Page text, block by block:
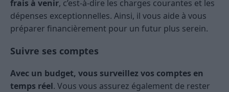
frais à venir, c’est-à-dire les charges courantes et les
dépenses exceptionnelles. Ainsi, il vous aide à vous
préparer financièrement pour un futur plus serein.
Suivre ses comptes
Avec un budget, vous surveillez vos comptes en
temps réel. Vous vous assurez également de rester